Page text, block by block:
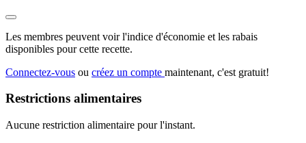
Les membres peuvent voir l'indice d'économie et les rabais
disponibles pour cette recette.
Connectez-vous ou créez un compte maintenant, c'est gratuit!
Restrictions alimentaires
Aucune restriction alimentaire pour l'instant.